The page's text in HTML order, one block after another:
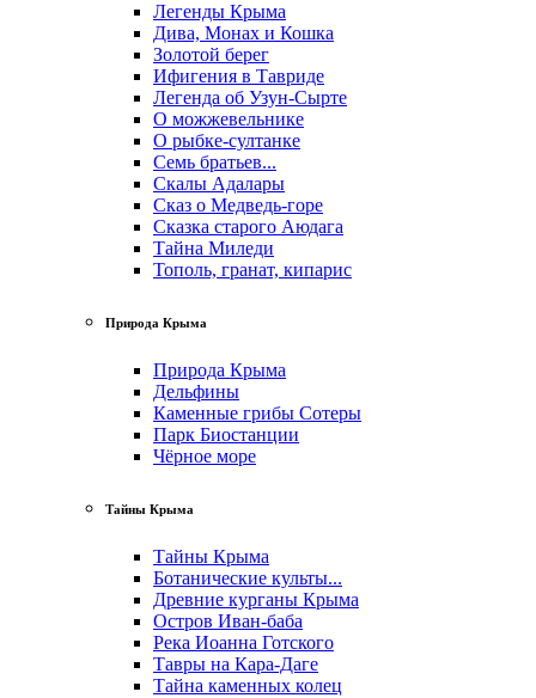
Легенды Крыма
Дива, Монах и Кошка
Золотой берег
Ифигения в Тавриде
Легенда об Узун-Сырте
О можжевельнике
О рыбке-султанке
Семь братьев...
Скалы Адалары
Сказ о Медведь-горе
Сказка старого Аюдага
Тайна Миледи
Тополь, гранат, кипарис
Природа Крыма
Природа Крыма
Дельфины
Каменные грибы Сотеры
Парк Биостанции
Чёрное море
Тайны Крыма
Тайны Крыма
Ботанические культы...
Древние курганы Крыма
Остров Иван-баба
Река Иоанна Готского
Тавры на Кара-Даге
Тайна каменных колец